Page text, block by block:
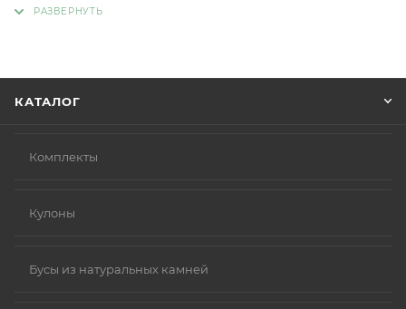
КАТАЛОГ
Комплекты
Кулоны
Бусы из натуральных камней